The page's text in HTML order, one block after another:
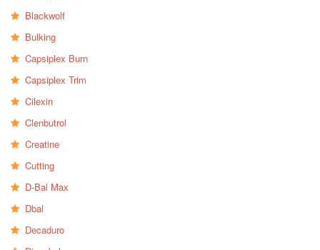
Blackwolf
Bulking
Capsiplex Burn
Capsiplex Trim
Cilexin
Clenbutrol
Creatine
Cutting
D-Bal Max
Dbal
Decaduro